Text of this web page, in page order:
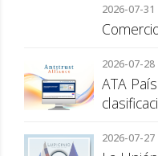
2026-07-31
2026-07-28
ATA
2026-07-27